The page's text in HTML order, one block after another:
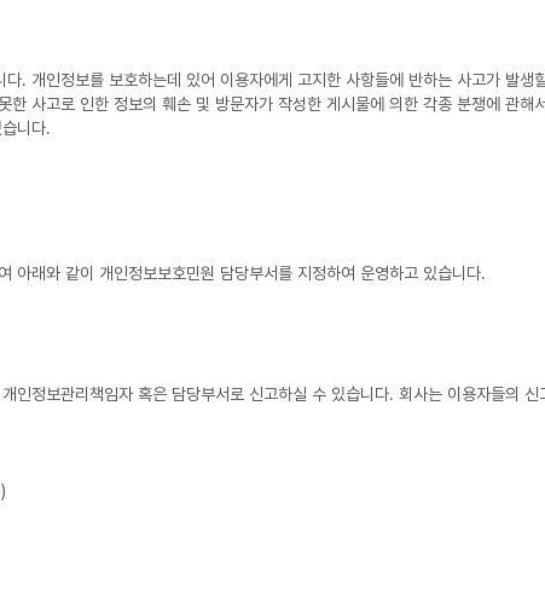
. 개인정보를 보호하는데 있어 이용자에게 고지한 사항들에 반하는 사고가 발
사고로 인한 정보의 훼손 및 방문자가 작성한 게시물에 의한 각종 분쟁에 관
니다.
아래와 같이 개인정보보호민원 담당부서를 지정하여 운영하고 있습니다.
인정보관리책임자 혹은 담당부서로 신고하실 수 있습니다. 회사는 이용자들의